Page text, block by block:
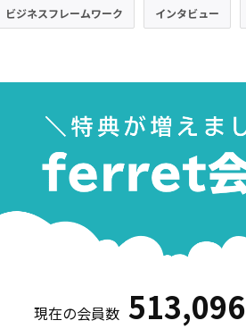
ビジネスフレームワーク インタビュー
現在の会員数 513,096